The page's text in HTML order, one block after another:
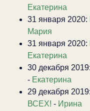
Екатерина
31 января 2020:
Мария
31 января 2020:
Екатерина
30 декабря 2019:
- Екатерина
29 декабря 2019:
ВСЕХ! - Ирина